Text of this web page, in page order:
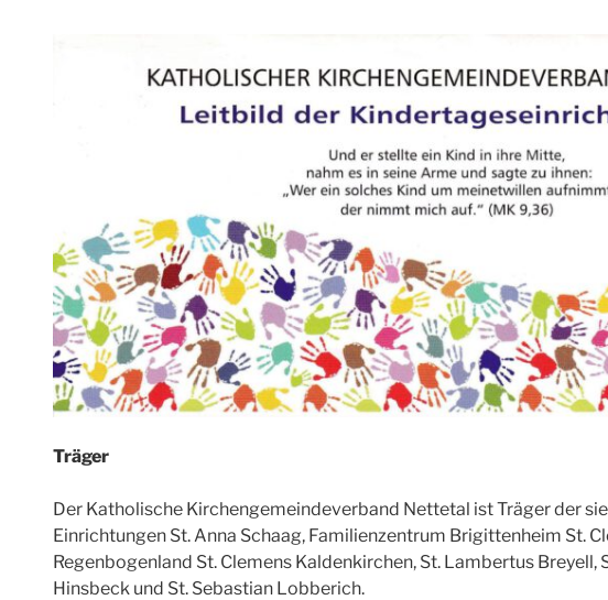
Träger
Der Katholische Kirchengemeindeverband Nettetal ist Träger der
Einrichtungen St. Anna Schaag, Familienzentrum Brigittenheim St.
Regenbogenland St. Clemens Kaldenkirchen, St. Lambertus Breyell,
Hinsbeck und St. Sebastian Lobberich.